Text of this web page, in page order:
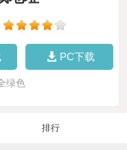
PC下载
绿色
排行